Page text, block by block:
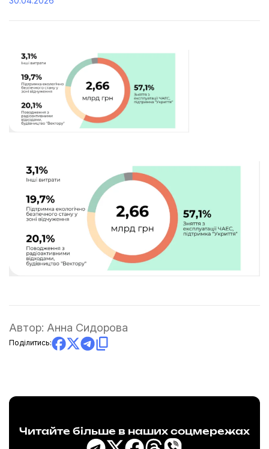
Автор: Анна Сидорова
Поділитись:
Читайте більше в наших соцмережах